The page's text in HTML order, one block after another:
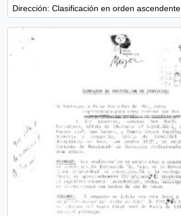
Dirección: Clasificación en orden ascendente